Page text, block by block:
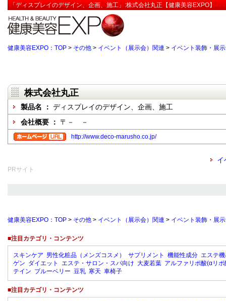
「ディスプレイのデザイン、企画、施工」:株式会社丸正【健康美容EXPO】
健康美容EXPO：TOP > その他 > イベント（展示会）関連 > イベント装飾・展
株式会社丸正
製品名 ： ディスプレイのデザイン、企画、施工
会社概要 ： 〒－ －
http://www.deco-marusho.co.jp/
イ
PRサイト
健康美容EXPO：TOP > その他 > イベント（展示会）関連 > イベント装飾・展
■注目カテゴリ・コンテンツ
スキンケア 男性化粧品（メンズコスメ） サプリメント 機能性成分 エステ
ゲン ダイエット エステ・サロン・スパ向け 大麦若葉 アルファリポ酸(αリポ
テイン ブルーベリー 豆乳 寒天 車椅子
■注目カテゴリ・コンテンツ